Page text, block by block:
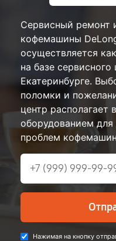
Сервисный ремонт
кофемашины
осуществляется
на базе
Екатеринбурге.
поломки и
центр
оборудованием для
проблем
Нажимая на кнопку